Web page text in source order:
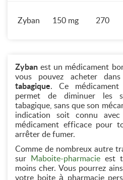
Zyban 150 mg 270
Zyban est un médicament
vous pouvez acheter
tabagique. Ce
permet de diminuer les
tabagique, sans que son
indication soit connu
médicament efficace pour
arrêter de fumer.
Comme de nombreux autre
sur Maboite-pharmacie est
moins cher. Vous pourrez
votre boite à pharmacie